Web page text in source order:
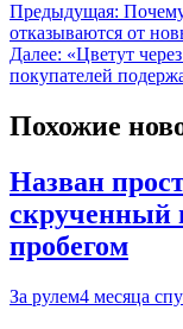
Предыдущая:
отказываются от
Далее: «Цветут
покупателей
Похожие
Назван
скрученный
пробегом
За рулем4 месяца